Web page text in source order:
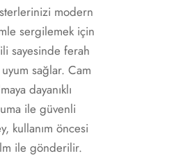
modern
sergilemek için
sayesinde ferah
sağlar. Cam
dayanıklı
ile güvenli
kullanım öncesi
ile gönderilir.